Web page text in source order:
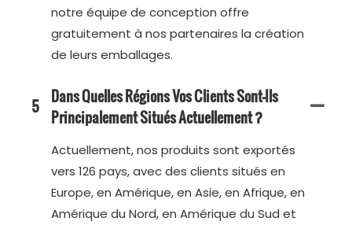
notre équipe de conception offre
gratuitement à nos partenaires la création
de leurs emballages.
5 Dans Quelles Régions Vos Clients Sont-Ils
Principalement Situés Actuellement ?
Actuellement, nos produits sont exportés
vers 126 pays, avec des clients situés en
Europe, en Amérique, en Asie, en Afrique, en
Amérique du Nord, en Amérique du Sud et